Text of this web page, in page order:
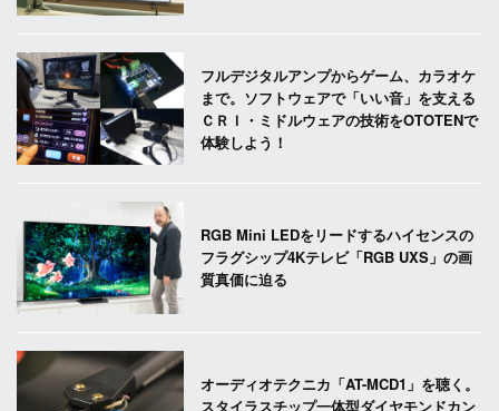
フルデジタルアンプからゲーム、カラオケ
まで。ソフトウェアで「いい音」を支える
ＣＲＩ・ミドルウェアの技術をOTOTENで
体験しよう！
RGB Mini LEDをリードするハイセンスの
フラグシップ4Kテレビ「RGB UXS」の画
質真価に迫る
オーディオテクニカ「AT-MCD1」を聴く。
スタイラスチップ一体型ダイヤモンドカン